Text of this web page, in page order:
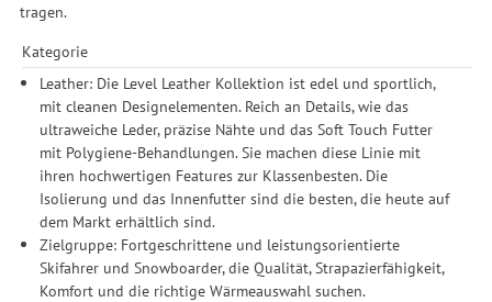
tragen.
Kategorie
Leather: Die Level Leather Kollektion ist edel und sportlich,
mit cleanen Designelementen. Reich an Details, wie das
ultraweiche Leder, präzise Nähte und das Soft Touch Futter
mit Polygiene-Behandlungen. Sie machen diese Linie mit
ihren hochwertigen Features zur Klassenbesten. Die
Isolierung und das Innenfutter sind die besten, die heute auf
dem Markt erhältlich sind.
Zielgruppe: Fortgeschrittene und leistungsorientierte
Skifahrer und Snowboarder, die Qualität, Strapazierfähigkeit,
Komfort und die richtige Wärmeauswahl suchen.